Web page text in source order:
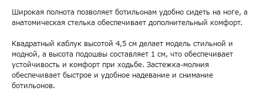
Широкая полнота позволяет ботильонам удобно сидеть на ноге, а
анатомическая стелька обеспечивает дополнительный комфорт.
Квадратный каблук высотой 4,5 см делает модель стильной и
модной, а высота подошвы составляет 1 см, что обеспечивает
устойчивость и комфорт при ходьбе. Застежка-молния
обеспечивает быстрое и удобное надевание и снимание
ботильонов.